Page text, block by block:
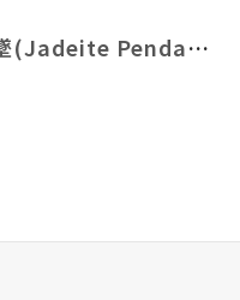
翡翠/竹報平安冰種吊墜(Jadeite Pendant)